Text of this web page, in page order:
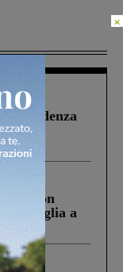
scadenza
“Un
la figlia a
×